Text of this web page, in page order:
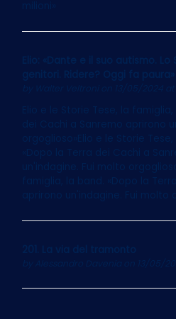
Elio: «Dante e il suo autismo.
genitori. Ridere? Oggi fa paura»
Walter Veltroni on 13/05/2024 at
Elio e le Storie Tese, la
dei Cachi a Sanremo aprirono
orgoglioso»Elio e le Storie
«Dopo la Terra dei Cachi a
un'indagine. Fui molto
famiglia, la band. «Dopo la
aprirono un'indagine. Fui molto
201. La via del tramonto
on 13/05/